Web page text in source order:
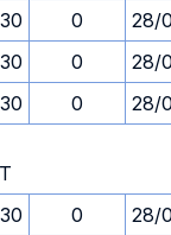
0
28/
0
28/
0
28/
0
28/